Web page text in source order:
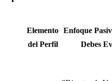
Elemento
del Perfil
Enfoque
Debes